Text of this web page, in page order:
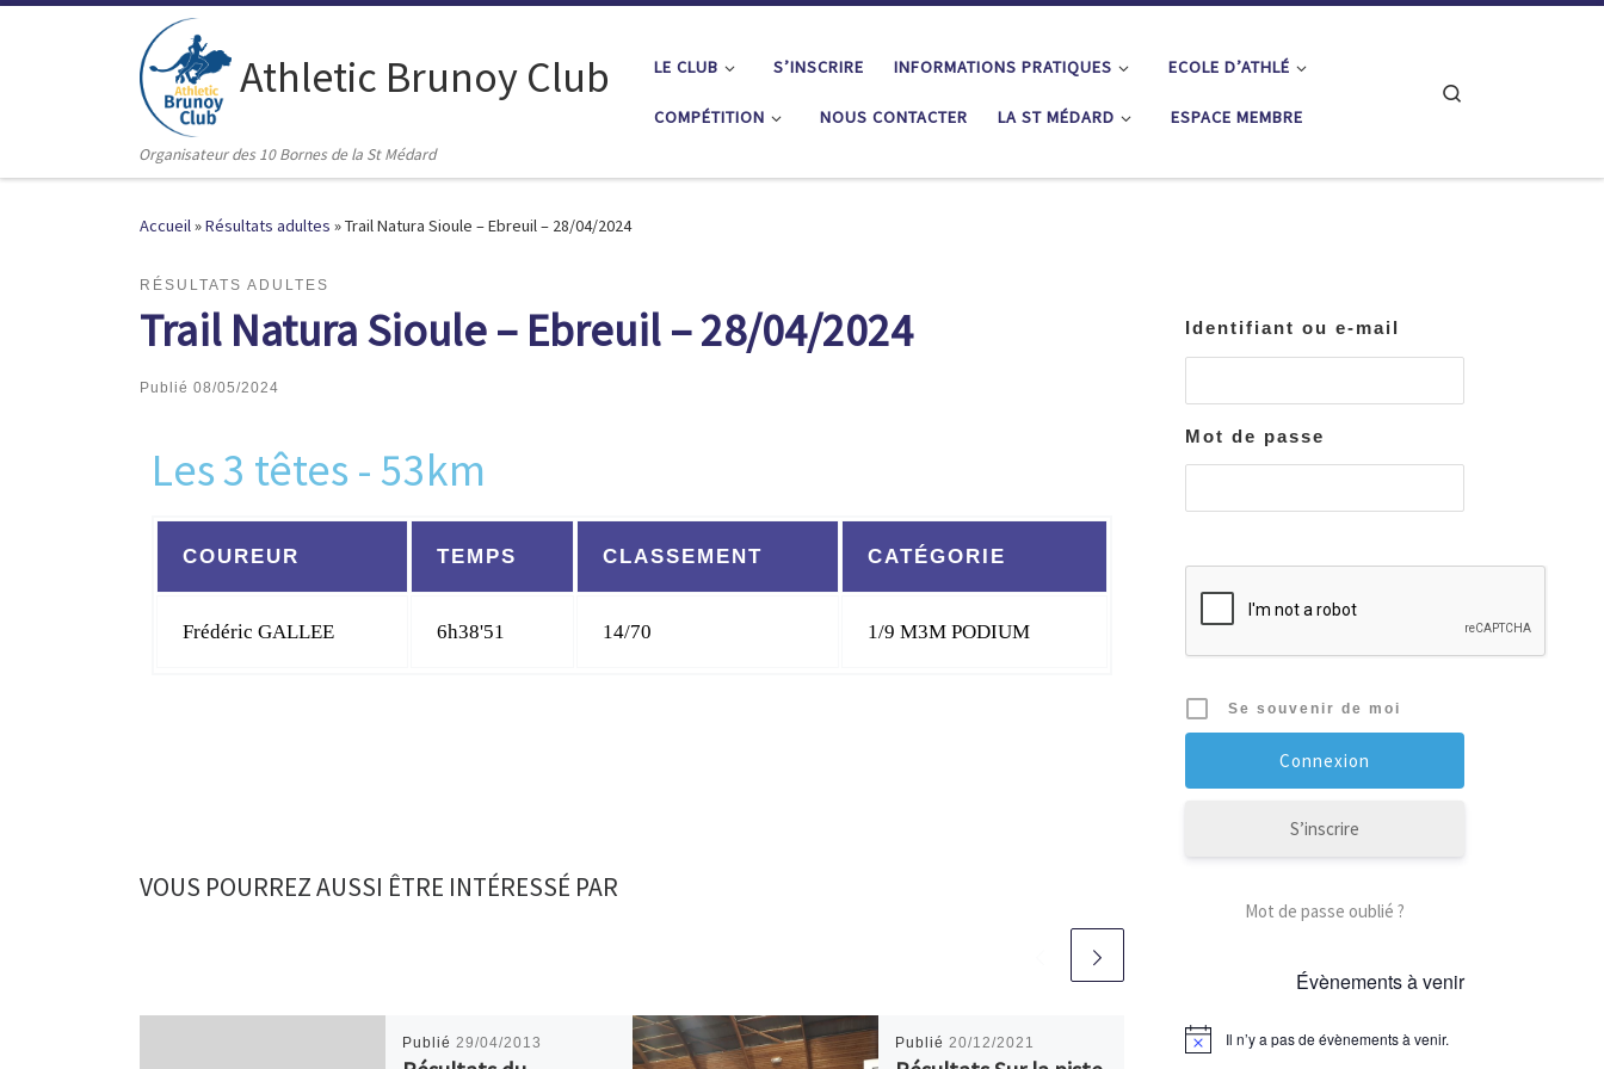
Passer au contenu
Athletic Brunoy Club
Organisateur des 10 Bornes de la St Médard
LE CLUB S’INSCRIRE INFORMATIONS PRATIQUES ECOLE D’ATHLÉ
COMPÉTITION NOUS CONTACTER LA ST MÉDARD ESPACE MEMBRE
Accueil»Résultats adultes »Trail Natura Sioule – Ebreuil – 28/04/2024
RÉSULTATS ADULTES
Trail Natura Sioule – Ebreuil – 28/04/2024
Publié 08/05/2024
Les 3 têtes - 53km
COUREUR TEMPS CLASSEMENT CATÉGORIE
Frédéric GALLEE 6h38'51 14/70 1/9 M3M PODIUM
VOUS POURREZ AUSSI ÊTRE INTÉRESSÉ PAR
Publié29/04/2013 Publié 20/12/2021 Publié14/11/2021
Identifiant ou e-mail
Mot de passe
Se souvenir de moi
S’inscrire
Mot de passe oublié ?
Évènements à venir
Il n’y a pas de évènements à venir.